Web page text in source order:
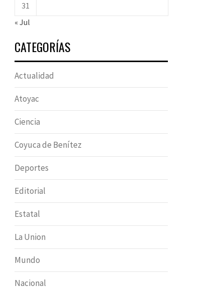
31
« Jul
CATEGORÍAS
Actualidad
Atoyac
Ciencia
Coyuca de Benítez
Deportes
Editorial
Estatal
La Union
Mundo
Nacional